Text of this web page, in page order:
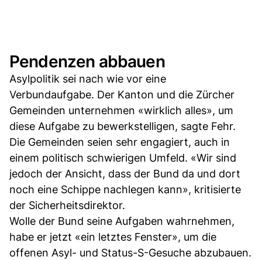
Pendenzen abbauen
Asylpolitik sei nach wie vor eine
Verbundaufgabe. Der Kanton und die Zürcher
Gemeinden unternehmen «wirklich alles», um
diese Aufgabe zu bewerkstelligen, sagte Fehr.
Die Gemeinden seien sehr engagiert, auch in
einem politisch schwierigen Umfeld. «Wir sind
jedoch der Ansicht, dass der Bund da und dort
noch eine Schippe nachlegen kann», kritisierte
der Sicherheitsdirektor.
Wolle der Bund seine Aufgaben wahrnehmen,
habe er jetzt «ein letztes Fenster», um die
offenen Asyl- und Status-S-Gesuche abzubauen.